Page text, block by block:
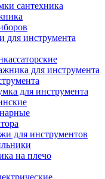
сантехника
для инструмента
для инструмента
для инструмента
для инструментов
на плечо